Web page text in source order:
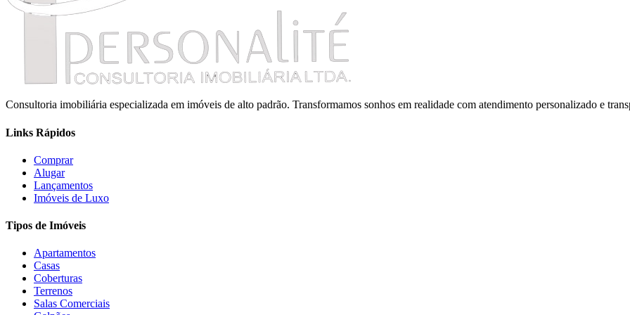
Consultoria imobiliária especializada em imóveis de alto padrão. Transformamos sonhos em realidade com atendimento personalizado e
Links Rápidos
Comprar
Alugar
Lançamentos
Imóveis de Luxo
Tipos de Imóveis
Apartamentos
Casas
Coberturas
Terrenos
Salas Comerciais